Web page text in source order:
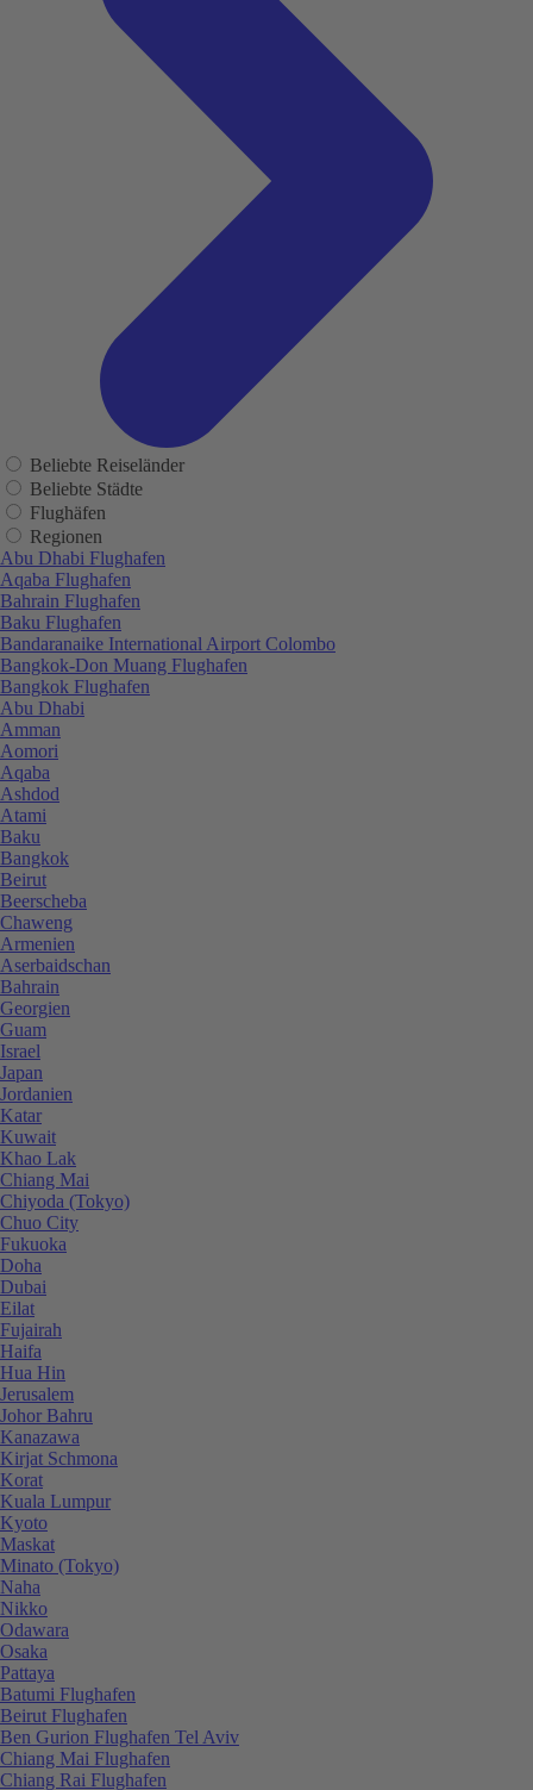
Beliebte Reiseländer
Beliebte Städte
Flughäfen
Regionen
Abu Dhabi Flughafen
Aqaba Flughafen
Bahrain Flughafen
Baku Flughafen
Bandaranaike International Airport Colombo
Bangkok-Don Muang Flughafen
Bangkok Flughafen
Abu Dhabi
Amman
Aomori
Aqaba
Ashdod
Atami
Baku
Bangkok
Beirut
Beerscheba
Chaweng
Armenien
Aserbaidschan
Bahrain
Georgien
Guam
Israel
Japan
Jordanien
Katar
Kuwait
Khao Lak
Chiang Mai
Chiyoda (Tokyo)
Chuo City
Fukuoka
Doha
Dubai
Eilat
Fujairah
Haifa
Hua Hin
Jerusalem
Johor Bahru
Kanazawa
Kirjat Schmona
Korat
Kuala Lumpur
Kyoto
Maskat
Minato (Tokyo)
Naha
Nikko
Odawara
Osaka
Pattaya
Batumi Flughafen
Beirut Flughafen
Ben Gurion Flughafen Tel Aviv
Chiang Mai Flughafen
Chiang Rai Flughafen